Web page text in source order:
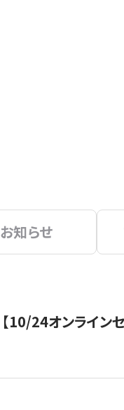
お知らせ
【10/24オンライン